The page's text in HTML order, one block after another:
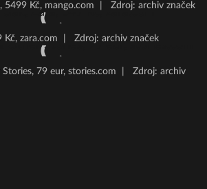
5499 Kč, mango.com Zdroj: archiv značek
Kč, zara.com Zdroj: archiv značek
79 eur, stories.com
Zdroj: archiv